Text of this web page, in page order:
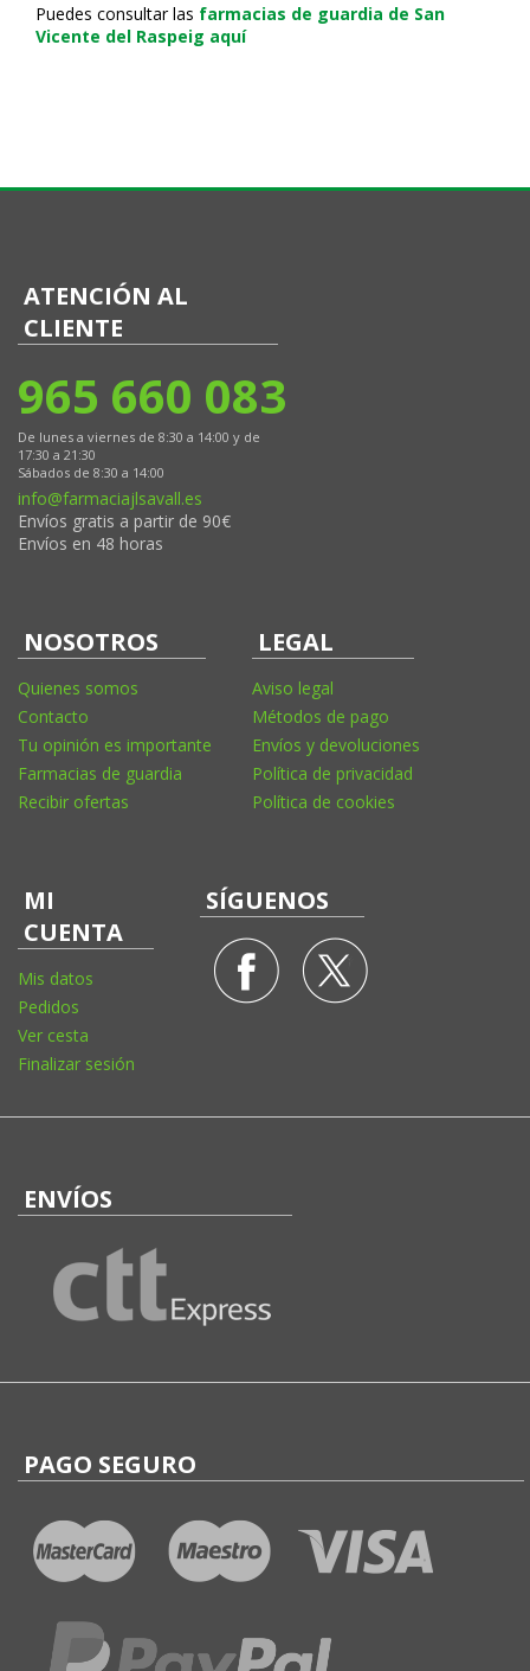
Puedes consultar las farmacias de guardia de San
Vicente del Raspeig aquí
ATENCIÓN AL
CLIENTE
965 660 083
De lunes a viernes de 8:30 a 14:00 y de
17:30 a 21:30
Sábados de 8:30 a 14:00
info@farmaciajlsavall.es
Envíos gratis a partir de 90€
Envíos en 48 horas
NOSOTROS
Quienes somos
Contacto
Tu opinión es importante
Farmacias de guardia
Recibir ofertas
LEGAL
Aviso legal
Métodos de pago
Envíos y devoluciones
Política de privacidad
Política de cookies
MI
CUENTA
Mis datos
Pedidos
Ver cesta
Finalizar sesión
SÍGUENOS
ENVÍOS
PAGO SEGURO